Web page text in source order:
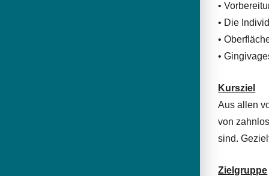
•
• Die
•
•
Kursziel
Aus allen
von
sind.
Zielgruppe